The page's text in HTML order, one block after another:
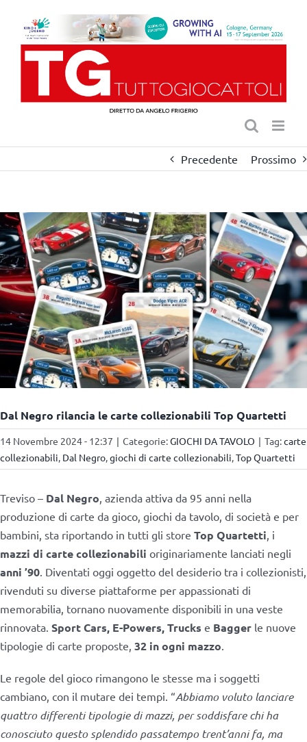
contenuto
Precedente Prossimo
Dal Negro rilancia le carte collezionabili Top Quartetti
14 Novembre 2024 - 12:37 | Categorie:GIOCHI DA TAVOLO | Tag:carte
collezionabili, Dal Negro,giochi di carte collezionabili,Top Quartetti
Treviso – Dal Negro, azienda attiva da 95 anni nella
produzione di carte da gioco, giochi da tavolo, di società e per
bambini, sta riportando in tutti gli store Top Quartetti, i
mazzi di carte collezionabili originariamente lanciati negli
anni ’90. Diventati oggi oggetto del desiderio tra i collezionisti,
rivenduti su diverse piattaforme per appassionati di
memorabilia, tornano nuovamente disponibili in una veste
rinnovata. Sport Cars, E-Powers, Trucks e Bagger le nuove
tipologie di carte proposte, 32 in ogni mazzo.
Le regole del gioco rimangono le stesse ma i soggetti
cambiano, con il mutare dei tempi. “Abbiamo voluto lanciare
quattro differenti tipologie di mazzi, per soddisfare chi ha
conosciuto questo splendido passatempo trent’anni fa, ma